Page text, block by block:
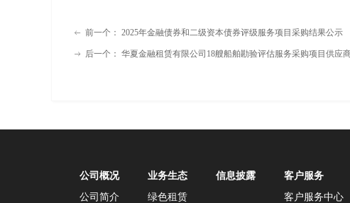
ꂃ 前一个： 2025年金融债券和二级资本债券评级服务项目采购结果公示
ꁹ 后一个： 华夏金融租赁有限公司18艘船舶勘验评估服务采购项目供应
公司概况
公司简介
业务生态
绿色租赁
信息披露
客户服务
客户服务中心